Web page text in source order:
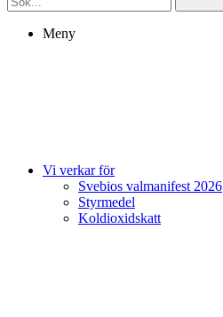
Meny
Vi verkar för
Svebios valmanifest 2026
Styrmedel
Koldioxidskatt